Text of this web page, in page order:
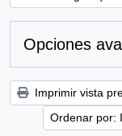
Opciones
Imprimir vista
Ordenar por: